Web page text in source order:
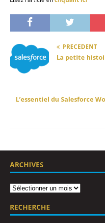
PRÉCÉDENT
La petite
L’essentiel du Salesforce
ARCHIVES
RECHERCHE